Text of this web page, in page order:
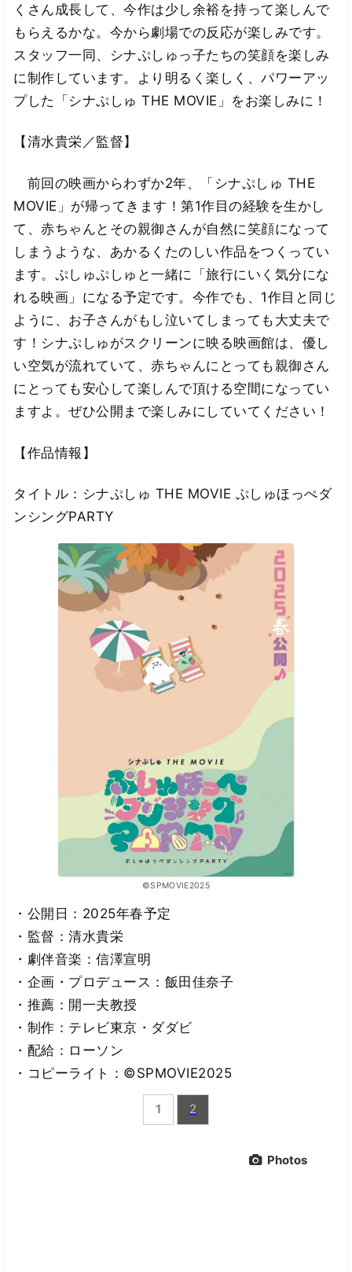
くさん成長して、今作は少し余裕を持って楽しんで
もらえるかな。今から劇場での反応が楽しみです。
スタッフ一同、シナぷしゅっ子たちの笑顔を楽しみ
に制作しています。より明るく楽しく、パワーアッ
プした「シナぷしゅ THE MOVIE」をお楽しみに！
【清水貴栄／監督】
前回の映画からわずか2年、「シナぷしゅ THE
MOVIE」が帰ってきます！第1作目の経験を生かし
て、赤ちゃんとその親御さんが自然に笑顔になって
しまうような、あかるくたのしい作品をつくってい
ます。ぷしゅぷしゅと一緒に「旅行にいく気分にな
れる映画」になる予定です。今作でも、1作目と同じ
ように、お子さんがもし泣いてしまっても大丈夫で
す！シナぷしゅがスクリーンに映る映画館は、優し
い空気が流れていて、赤ちゃんにとっても親御さん
にとっても安心して楽しんで頂ける空間になってい
ますよ。ぜひ公開まで楽しみにしていてください！
【作品情報】
タイトル：シナぷしゅ THE MOVIE ぷしゅほっぺダ
ンシングPARTY
©SPMOVIE2025
・公開日：2025年春予定
・監督：清水貴栄
・劇伴音楽：信澤宣明
・企画・プロデュース：飯田佳奈子
・推薦：開一夫教授
・制作：テレビ東京・ダダビ
・配給：ローソン
・コピーライト：©SPMOVIE2025
1 2
Photos